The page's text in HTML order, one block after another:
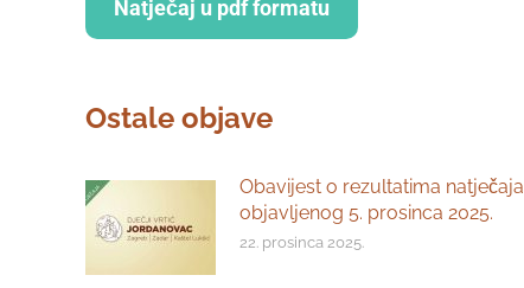
Natječaj u pdf formatu
Ostale objave
Obavijest o rezultatima natječaja
objavljenog 5. prosinca 2025.
22. prosinca 2025.